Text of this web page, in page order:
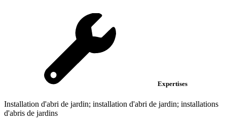
Expertises
Installation d'abri de jardin; installation d'abri de jardin; installations
d'abris de jardins